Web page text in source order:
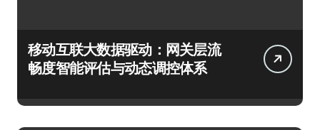
移动互联大数据驱动：网关层流
畅度智能评估与动态调控体系